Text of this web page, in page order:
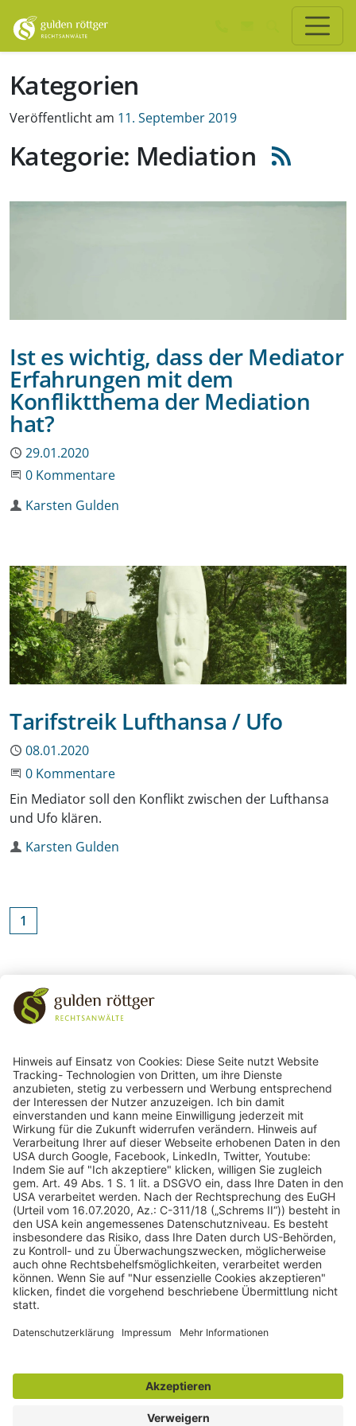
Kategorien
Veröffentlicht am 11. September 2019
Kategorie: Mediation
Ist es wichtig, dass der Mediator
Erfahrungen mit dem
Konfliktthema der Mediation
hat?
Publiziert
29.01.2020
Beginne eine Unterhaltung
0 Kommentare
Autor
Karsten Gulden
Tarifstreik Lufthansa / Ufo
Publiziert
08.01.2020
Beginne eine Unterhaltung
0 Kommentare
Ein Mediator soll den Konflikt zwischen der Lufthansa
und Ufo klären.
Autor
Karsten Gulden
1
Zurück zu den Kategorien
gulden röttger rechtsanwälte
gulden röttger rechtsanwälte
Jean-Pierre-Jungels-Str.10
55126 Mainz
06131 240950
anfrage@ggr-law.com
Kontakt
Datenschutzerklärung
Widerrufsbelehrung